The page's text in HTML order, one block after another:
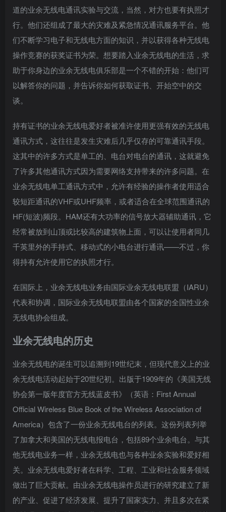
道的业余无线电通讯实验与交流，当然，对方也要有执照才
行。他们还组成了最大的灾难及紧急情况通讯服务平台。他
们不断学习电子和无线电方面的知识，并以获得各种无线电
操作竞赛的获奖证书为荣。想要踏入业余无线电的生活，求
助于你身边的业余无线电俱乐部是一个不错的开始：他们可
以解答你的问题，并告诉你如何获取证书、开始空中的交
谈。
持有证书的业余无线电爱好者被准许使用更强有效的无线电
通讯方式，这往往是发生灾难后几乎仅存的可靠通讯手段。
这其中的许多方式是单工的、电台对电台的通讯，这就避免
了许多其他通讯方式因为需要网络支持带来的许多问题。在
业余无线电单工通讯方式中，允许有经验的操作者使用适合
较短距通讯的VHF或UHF频率，或者适合在全球范围通讯的
HF(短波)频段。HAM还有大功率的信号放大器辅助通讯，它
经常被放到山顶或比较高的建筑物上面，可以让使用者同几
千英里外的手持式、移动式的小电台进行通讯——不过，你
得持有允许使用它的执照才行。
在国际上，业余无线电业务由国际业余无线电联盟（IARU）
代表和协调，国际业余无线电联盟由各个国家的全国性业余
无线电协会组成。
业余无线电的历史
业余无线电的诞生可以追溯到19世纪末，但现代意义上的业
余无线电活动起始于20世纪初。出版于1909年的《美国无线
协会第一版年度官方无线蓝皮书》（英语：First Annual
Official Wireless Blue Book of the Wireless Association of
America）包含了一份业余无线电台的列表。这份列表列举
了加拿大和美国的无线电报电台，包括89个业余电台。与其
他无线电业务一样，业余无线电也与各种业余实验和爱好相
关。业余无线电爱好者在科学、工程、工业和社会服务领域
做出了巨大贡献。由业余无线电操作员进行的研究建立了新
的产业、促进了经济发展、提升了国家实力、并且多次在紧